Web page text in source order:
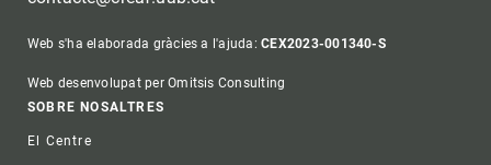
Web s'ha elaborada gràcies a l'ajuda:CEX2023-001340-S
Web desenvolupat per Omitsis Consulting
Footer
SOBRE NOSALTRES
El Centre